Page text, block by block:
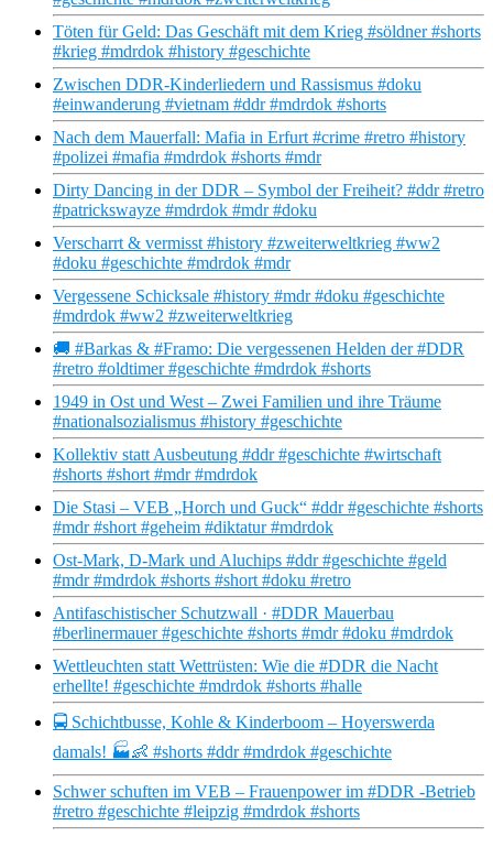
Töten für Geld: Das Geschäft mit dem Krieg #söldner #shorts
#krieg #mdrdok #history #geschichte
Zwischen DDR-Kinderliedern und Rassismus #doku
#einwanderung #vietnam #ddr #mdrdok #shorts
Nach dem Mauerfall: Mafia in Erfurt #crime #retro #history
#polizei #mafia #mdrdok #shorts #mdr
Dirty Dancing in der DDR – Symbol der Freiheit? #ddr #retro
#patrickswayze #mdrdok #mdr #doku
Verscharrt & vermisst #history #zweiterweltkrieg #ww2
#doku #geschichte #mdrdok #mdr
Vergessene Schicksale #history #mdr #doku #geschichte
#mdrdok #ww2 #zweiterweltkrieg
🚚 #Barkas & #Framo: Die vergessenen Helden der #DDR
#retro #oldtimer #geschichte #mdrdok #shorts
1949 in Ost und West – Zwei Familien und ihre Träume
#nationalsozialismus #history #geschichte
Kollektiv statt Ausbeutung #ddr #geschichte #wirtschaft
#shorts #short #mdr #mdrdok
Die Stasi – VEB „Horch und Guck“ #ddr #geschichte #shorts
#mdr #short #geheim #diktatur #mdrdok
Ost-Mark, D-Mark und Aluchips #ddr #geschichte #geld
#mdr #mdrdok #shorts #short #doku #retro
Antifaschistischer Schutzwall · #DDR Mauerbau
#berlinermauer #geschichte #shorts #mdr #doku #mdrdok
Wettleuchten statt Wettrüsten: Wie die #DDR die Nacht
erhellte! #geschichte #mdrdok #shorts #halle
🚍 Schichtbusse, Kohle & Kinderboom – Hoyerswerda
damals! 🏭👶 #shorts #ddr #mdrdok #geschichte
Schwer schuften im VEB – Frauenpower im #DDR -Betrieb
#retro #geschichte #leipzig #mdrdok #shorts